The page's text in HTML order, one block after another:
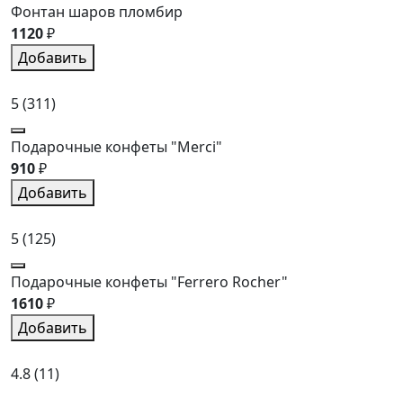
Фонтан шаров пломбир
1120₽
Добавить
5(311)
Подарочные конфеты "Merci"
910₽
Добавить
5(125)
Подарочные конфеты "Ferrero Rocher"
1610₽
Добавить
4.8(11)